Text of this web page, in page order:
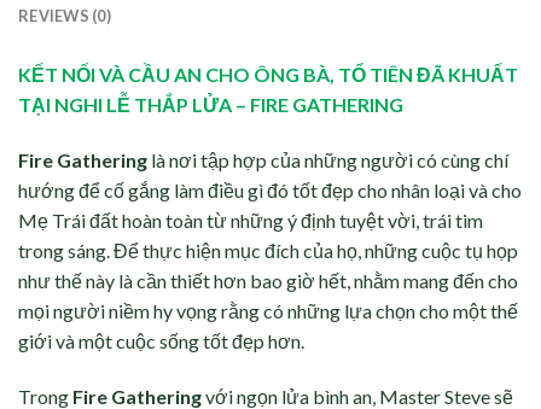
REVIEWS (0)
KẾT NỐI VÀ CẦU AN CHO ÔNG BÀ, TỔ TIÊN ĐÃ KHUẤT
TẠI NGHI LỄ THẮP LỬA – FIRE GATHERING
Fire Gathering là nơi tập hợp của những người có cùng chí
hướng để cố gắng làm điều gì đó tốt đẹp cho nhân loại và cho
Mẹ Trái đất hoàn toàn từ những ý định tuyệt vời, trái tim
trong sáng. Để thực hiện mục đích của họ, những cuộc tụ họp
như thế này là cần thiết hơn bao giờ hết, nhằm mang đến cho
mọi người niềm hy vọng rằng có những lựa chọn cho một thế
giới và một cuộc sống tốt đẹp hơn.
Trong Fire Gatheringvới ngọn lửa bình an, Master Steve sẽ